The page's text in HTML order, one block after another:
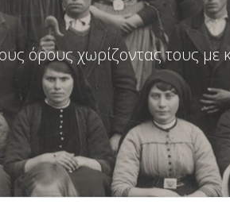
όρους χωρίζοντας τους με